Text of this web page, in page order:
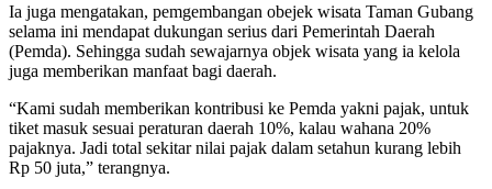
Ia juga mengatakan, pemgembangan obejek wisata Taman Gubang
selama ini mendapat dukungan serius dari Pemerintah Daerah
(Pemda). Sehingga sudah sewajarnya objek wisata yang ia kelola
juga memberikan manfaat bagi daerah.
“Kami sudah memberikan kontribusi ke Pemda yakni pajak, untuk
tiket masuk sesuai peraturan daerah 10%, kalau wahana 20%
pajaknya. Jadi total sekitar nilai pajak dalam setahun kurang lebih
Rp 50 juta,” terangnya.